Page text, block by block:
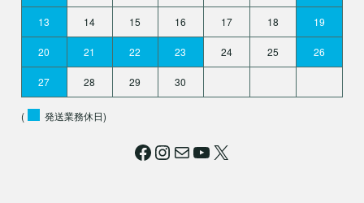
13 14 15 16 17 18 19
20 21 22 23 24 25 26
27 28 29 30
( 発送業務休日)
Facebook Instagram メールYouTube X